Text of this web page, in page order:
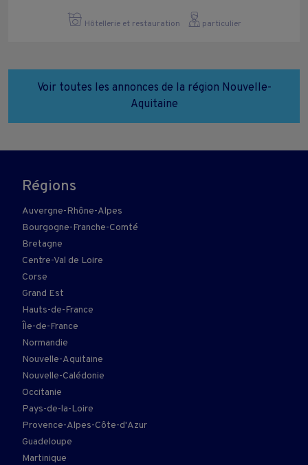
Hôtellerie et restauration particulier
Voir toutes les annonces de la région Nouvelle-
Aquitaine
Régions
Auvergne-Rhône-Alpes
Bourgogne-Franche-Comté
Bretagne
Centre-Val de Loire
Corse
Grand Est
Hauts-de-France
Île-de-France
Normandie
Nouvelle-Aquitaine
Nouvelle-Calédonie
Occitanie
Pays-de-la-Loire
Provence-Alpes-Côte-d'Azur
Guadeloupe
Martinique